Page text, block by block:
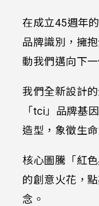
在成立45週年
品牌識別，擁
動我們邁向下
我們全新設計
「tci」品牌基
造型，象徵生
核心圖騰「紅
的創意火花，
念。